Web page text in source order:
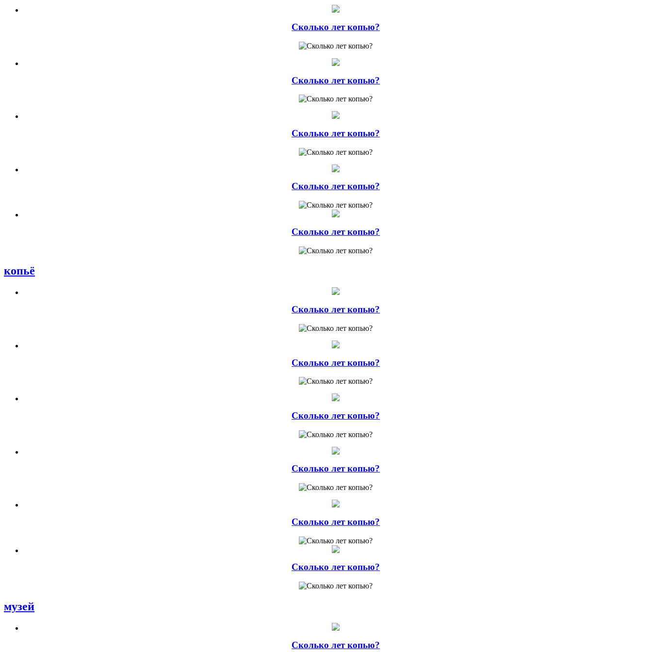
Сколько лет копью?
Сколько лет копью?
Сколько лет копью?
Сколько лет копью?
Сколько лет копью?
копьё
Сколько лет копью?
Сколько лет копью?
Сколько лет копью?
Сколько лет копью?
Сколько лет копью?
Сколько лет копью?
музей
Сколько лет копью?